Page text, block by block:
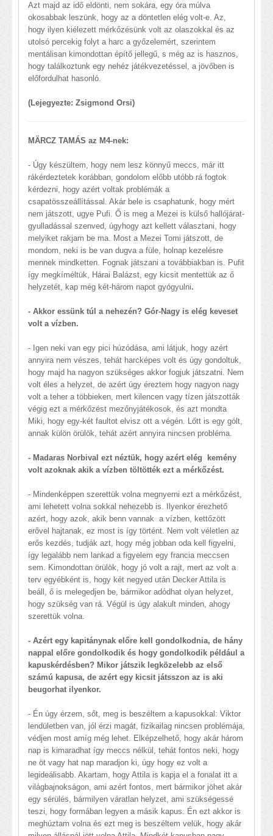
Azt majd az idő eldönti, nem sokára, egy óra múlva
okosabbak leszünk, hogy az a döntetlen elég volt-e. Az,
hogy ilyen kiélezett mérkőzésünk volt az olaszokkal és az
utolsó percekig folyt a harc a győzelemért, szerintem
mentálisan kimondottan építő jellegű, s még az is hasznos,
hogy találkoztunk egy nehéz játékvezetéssel, a jövőben is
előfordulhat hasonló.
(Lejegyezte: Zsigmond Orsi)
MÄRCZ TAMÁS az M4-nek:
- Úgy készültem, hogy nem lesz könnyű meccs, már itt
rákérdeztetek korábban, gondolom előbb utóbb rá fogtok
kérdezni, hogy azért voltak problémák a
csapatösszeállítással. Akár bele is csaphatunk, hogy mért
nem játszott, ugye Pufi. Ő is meg a Mezei is külső hallójárat-
gyulladással szenved, úgyhogy azt kellett választani, hogy
melyiket rakjam be ma. Most a Mezei Tomi játszott, de
mondom, neki is be van dugva a füle, holnap kezelésre
mennek mindketten. Fognak játszani a továbbiakban is. Pufit
így megkíméltük, Hárai Balázst, egy kicsit mentettük az ő
helyzetét, kap még két-három napot gyógyulni.
- Akkor essünk túl a nehezén? Gór-Nagy is elég keveset
volt a vízben.
- Igen neki van egy pici húzódása, ami látjuk, hogy azért
annyira nem vészes, tehát harcképes volt és úgy gondoltuk,
hogy majd ha nagyon szükséges akkor fogjuk játszatni. Nem
volt éles a helyzet, de azért úgy éreztem hogy nagyon nagy
volt a teher a többieken, mert kilencen vagy tízen játszották
végig ezt a mérkőzést mezőnyjátékosok, és azt mondta
Miki, hogy egy-két faultot elvisz ott a végén. Lőtt is egy gólt,
annak külön örülök, tehát azért annyira nincsen probléma.
- Madaras Norbival ezt néztük, hogy azért elég kemény
volt azoknak akik a vízben töltötték ezt a mérkőzést.
- Mindenképpen szerettük volna megnyerni ezt a mérkőzést,
ami lehetett volna sokkal nehezebb is. Ilyenkor érezhető
azért, hogy azok, akik benn vannak a vízben, kettőzött
erővel hajtanak, ez most is így történt. Nem volt véletlen az
erős kezdés, tudják azt, hogy még jobban oda kell figyelni,
így legalább nem lankad a figyelem egy francia meccsen
sem. Kimondottan örülök, hogy jó volt a rajt, mert az volt a
terv egyébként is, hogy két negyed után Decker Attila is
beáll, ő is melegedjen be, bármikor adódhat olyan helyzet,
hogy szükség van rá. Végül is úgy alakult minden, ahogy
szerettük volna.
- Azért egy kapitánynak előre kell gondolkodnia, de hány
nappal előre gondolkodik és hogy gondolkodik például a
kapuskérdésben? Mikor játszik legközelebb az első
számú kapusa, de azért egy kicsit játsszon az is aki
beugorhat ilyenkor.
- Én úgy érzem, sőt, meg is beszéltem a kapusokkal: Viktor
lendületben van, jól érzi magát, fizikailag nincsen problémája,
védjen most amíg még lehet. Elképzelhető, hogy akár három
nap is kimaradhat így meccs nélkül, tehát fontos neki, hogy
ne öt vagy hat nap maradjon ki, úgy hogy ez volt a
legideálisabb. Akartam, hogy Attila is kapja el a fonalat itt a
világbajnokságon, ami azért fontos, mert bármikor jöhet akár
egy sérülés, bármilyen váratlan helyzet, ami szükségessé
teszi, hogy formában legyen a másik kapus. Én ezt akkor is
meghúztam volna és ezt meg is beszéltem velük, hogy akár